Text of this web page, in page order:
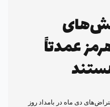
عمدتاً
دی ماه در بامداد روز